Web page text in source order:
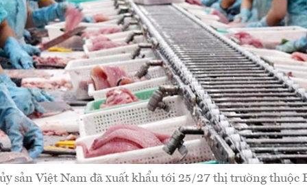
sản Việt Nam đã xuất khẩu tới 25/27 thị trường thuộc